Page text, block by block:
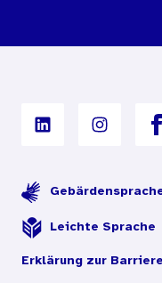
Digitales Archiv
Leichte Sprache
Erklärung zur